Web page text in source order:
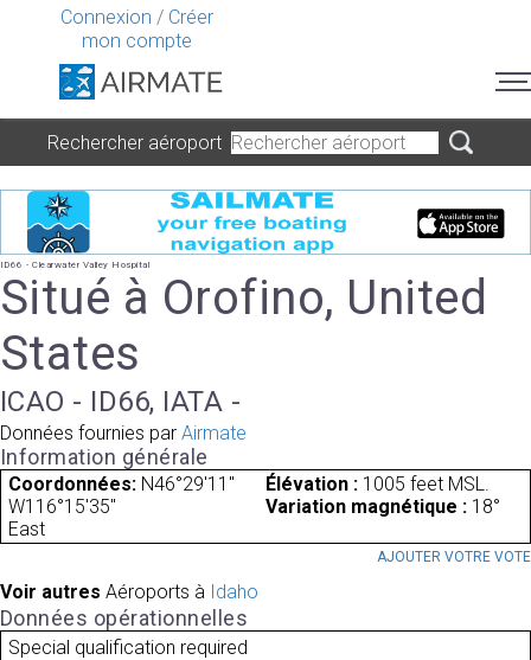
Connexion / Créer
mon compte
Rechercher aéroport
ID66 - Clearwater Valley Hospital
Situé à Orofino, United
States
ICAO - ID66, IATA -
Données fournies par Airmate
Information générale
Coordonnées: N46°29'11"
W116°15'35"
Élévation : 1005 feet MSL.
Variation magnétique : 18°
East
AJOUTER VOTRE VOTE
Voir autres Aéroports à Idaho
Données opérationnelles
Special qualification required